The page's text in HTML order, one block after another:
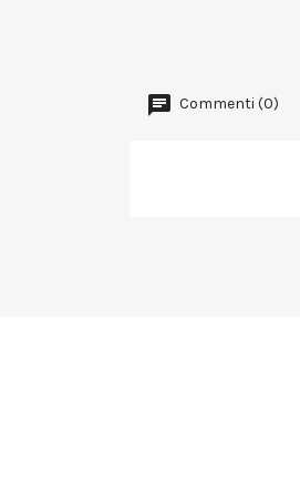
Commenti (0)